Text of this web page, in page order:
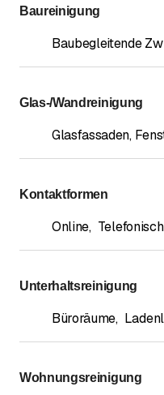
Baureinigung
Baubegleitende
Glas-/Wandreinigung
Glasfassaden,
Kontaktformen
Online, Telefonisch
Unterhaltsreinigung
Büroräume,
Wohnungsreinigung